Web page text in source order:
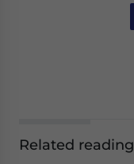
Related reading